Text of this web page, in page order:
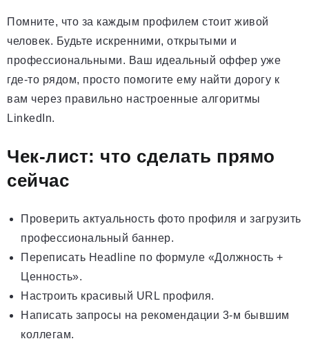
Помните, что за каждым профилем стоит живой
человек. Будьте искренними, открытыми и
профессиональными. Ваш идеальный оффер уже
где-то рядом, просто помогите ему найти дорогу к
вам через правильно настроенные алгоритмы
LinkedIn.
Чек-лист: что сделать прямо
сейчас
Проверить актуальность фото профиля и загрузить
профессиональный баннер.
Переписать Headline по формуле «Должность +
Ценность».
Настроить красивый URL профиля.
Написать запросы на рекомендации 3-м бывшим
коллегам.